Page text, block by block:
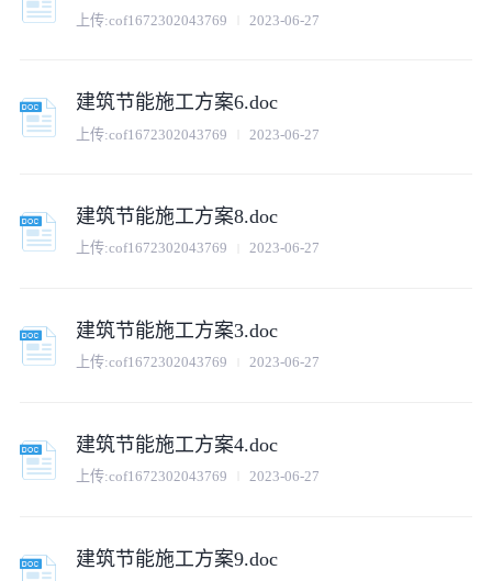
上传:cof1672302043769 2023-06-27
建筑节能施工方案6.doc
上传:cof1672302043769 2023-06-27
建筑节能施工方案8.doc
上传:cof1672302043769 2023-06-27
建筑节能施工方案3.doc
上传:cof1672302043769 2023-06-27
建筑节能施工方案4.doc
上传:cof1672302043769 2023-06-27
建筑节能施工方案9.doc